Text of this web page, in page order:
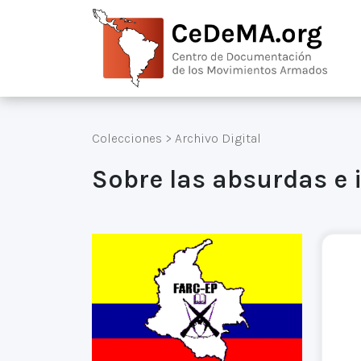
Colecciones > Archivo Digital
Sobre las absurdas